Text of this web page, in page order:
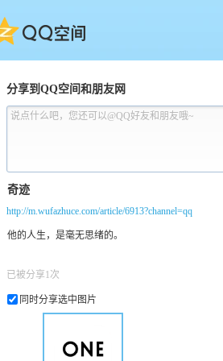
QQ空间
分享到QQ空间和朋友网
说点什么吧，您还可以@QQ好友和朋友哦~
http://m.wufazhuce.com/article/6913?channel=qq
已被分享1次
同时分享选中图片